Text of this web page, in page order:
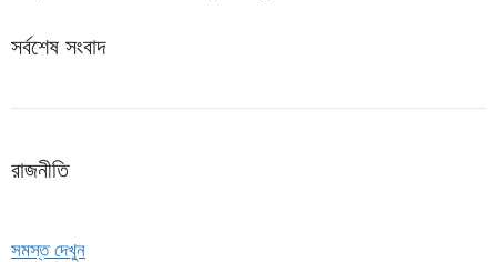
সর্বশেষ সংবাদ
রাজনীতি
সমস্ত দেখুন